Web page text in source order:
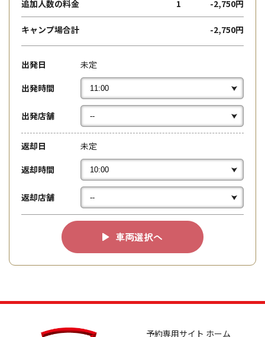
追加人数の料金
1 -2,750円
キャンプ場合計 -2,750円
出発日
未定
出発時間
出発店舗
返却日
未定
返却時間
返却店舗
車両選択へ
予約専用サイト ホーム